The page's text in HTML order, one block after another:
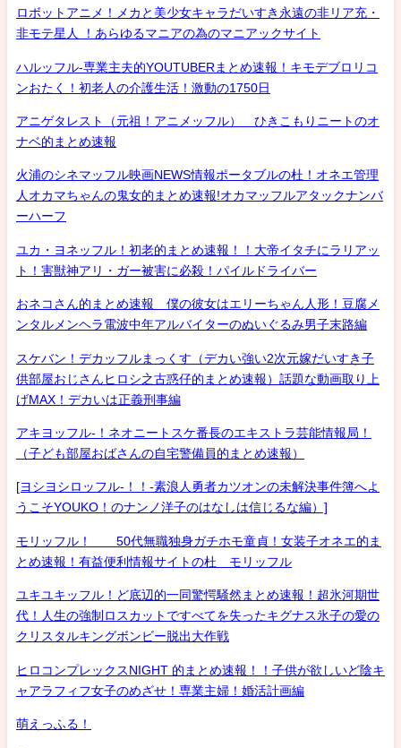
ロボットアニメ！メカと美少女キャラだいすき永遠の非リア充・
非モテ星人 ！あらゆるマニアの為のマニアックサイト
ハルッフル-専業主夫的YOUTUBERまとめ速報！キモデブロリコ
ンおたく！初老人の介護生活！激動の1750日
アニゲタレスト（元祖！アニメッフル） ひきこもりニートのオ
ナベ的まとめ速報
火浦のシネマッフル映画NEWS情報ポータブルの杜！オネエ管理
人オカマちゃんの鬼女的まとめ速報!オカマッフルアタックナンバ
ーハーフ
ユカ・ヨネッフル！初老的まとめ速報！！大帝イタチにラリアッ
ト！害獣神アリ・ガー被害に必殺！パイルドライバー
おネコさん的まとめ速報 僕の彼女はエリーちゃん人形！豆腐メ
ンタルメンヘラ電波中年アルバイターのぬいぐるみ男子末路編
スケバン！デカッフルまっくす（デカい強い2次元嫁だいすき子
供部屋おじさんヒロシ之古惑仔的まとめ速報）話題な動画取り上
げMAX！デカいは正義刑事編
アキヨッフル-！ネオニートスケ番長のエキストラ芸能情報局！
（子ども部屋おばさんの自宅警備員的まとめ速報）
[ヨシヨシロッフル-！！-素浪人勇者カツオンの未解決事件簿へよ
うこそYOUKO！のナンノ洋子のはなしは信じるな編）]
モリッフル！ 50代無職独身ガチホモ童貞！女装子オネエ的ま
とめ速報！有益便利情報サイトの杜 モリッフル
ユキユキッフル！ど底辺的一同驚愕騒然まとめ速報！超氷河期世
代！人生の強制ロスカットですべてを失ったキグナス氷子の愛の
クリスタルキングボンビー脱出大作戦
ヒロコンプレックスNIGHT 的まとめ速報！！子供が欲しいど陰キ
ャアラフィフ女子のめざせ！専業主婦！婚活計画編
萌えっふる！